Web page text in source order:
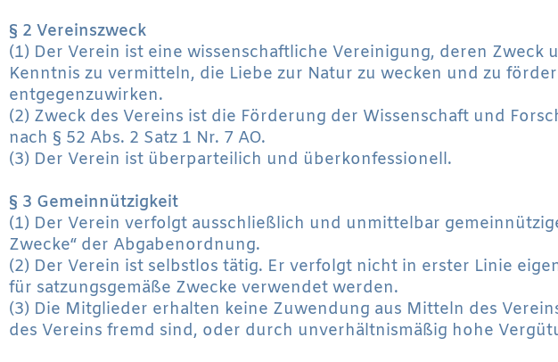
§ 2 Vereinszweck
(1) Der Verein ist eine wissenschaftliche Vereinigung, deren
Kenntnis zu vermitteln, die Liebe zur Natur zu wecken und zu
entgegenzuwirken.
(2) Zweck des Vereins ist die Förderung der Wissenschaft und
nach § 52 Abs. 2 Satz 1 Nr. 7 AO.
(3) Der Verein ist überparteilich und überkonfessionell.
§ 3 Gemeinnützigkeit
(1) Der Verein verfolgt ausschließlich und unmittelbar
Zwecke“ der Abgabenordnung.
(2) Der Verein ist selbstlos tätig. Er verfolgt nicht in erster Linie
für satzungsgemäße Zwecke verwendet werden.
(3) Die Mitglieder erhalten keine Zuwendung aus Mitteln des
des Vereins fremd sind, oder durch unverhältnismäßig hohe